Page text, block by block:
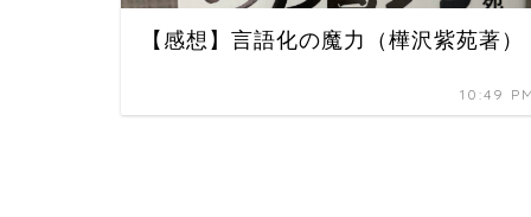
【感想】言語化の魔力（樺沢紫苑著）
10:49